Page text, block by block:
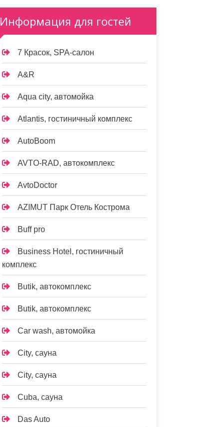
Информация для гостей
7 Красок, SPA-салон
A&R
Aqua city, автомойка
Atlantis, гостиничный комплекс
AutoBoom
AVTO-RAD, автокомплекс
AvtoDoctor
AZIMUT Парк Отель Кострома
Buff pro
Business Hotel, гостиничный
комплекс
Butik, автокомплекс
Butik, автокомплекс
Car wash, автомойка
City, сауна
City, сауна
Cuba, сауна
Das Auto